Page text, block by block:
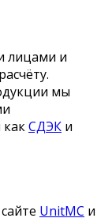
лицами и
мы
СДЭК и
UnitMC и